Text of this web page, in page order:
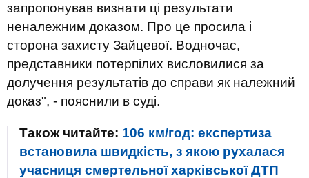
запропонував визнати ці результати
неналежним доказом. Про це просила і
сторона захисту Зайцевої. Водночас,
представники потерпілих висловилися за
долучення результатів до справи як належний
доказ", - пояснили в суді.
Також читайте: 106 км/год: експертиза
встановила швидкість, з якою рухалася
учасниця смертельної харківської ДТП